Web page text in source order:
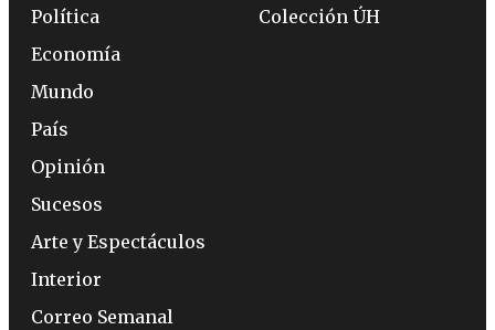
Política
Economía
Mundo
País
Opinión
Sucesos
Arte y Espectáculos
Interior
Correo Semanal
Colección ÚH